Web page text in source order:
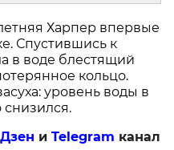
Харпер впервые
Спустившись к
в воде блестящий
кольцо.
уровень воды в
снизился.
Дзен иTelegram канал